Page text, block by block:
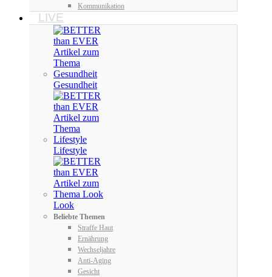
Kommunikation
LIVE
Gesundheit
Lifestyle
Look
Beliebte Themen
Straffe Haut
Ernährung
Wechseljahre
Anti-Aging
Gesicht